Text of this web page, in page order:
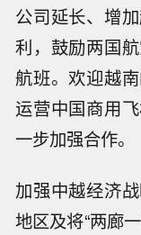
公司延长、增
利，鼓励两国
航班。欢迎越
运营中国商用
一步加强合作。
加强中越经济
地区及将“两廊